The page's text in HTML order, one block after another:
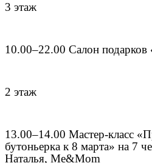
3 этаж
10.00–22.00 Салон подарков
2 этаж
13.00–14.00 Мастер-класс
бутоньерка к 8 марта» на 7
Наталья, Me&Mom